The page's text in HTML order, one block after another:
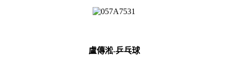
盧傳淞-乒乓球